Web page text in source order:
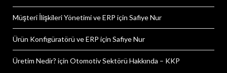
Müşteri İlişkileri Yönetimi ve ERP için Safiye Nur
Ürün Konfigüratörü ve ERP için Safiye Nur
Üretim Nedir? için Otomotiv Sektörü Hakkında – KKP